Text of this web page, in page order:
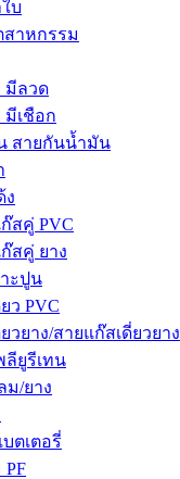
บ
าหกรรม
มีลวด
มีเชือก
สายกันน้ำมัน
ง
สคู่ PVC
สคู่ ยาง
ะปูน
ว PVC
วยาง/สายแก๊สเดี่ยวยาง
ลียูรีเทน
ม/ยาง
ตเตอรี่
PF